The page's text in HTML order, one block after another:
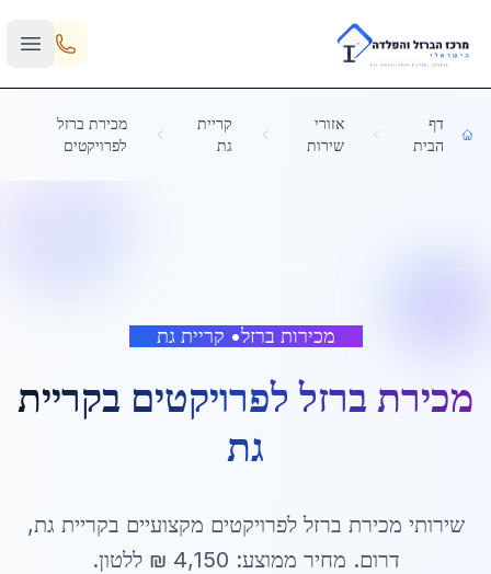
Skip to main content
דף
הבית
אזורי
שירות
קריית
גת
מכירת ברזל
לפרויקטים
מכירות ברזל• קריית גת
מכירת ברזל לפרויקטים בקריית
גת
שירותי מכירת ברזל לפרויקטים מקצועיים בקריית גת,
דרום. מחיר ממוצע: 4,150 ₪ ללטון.